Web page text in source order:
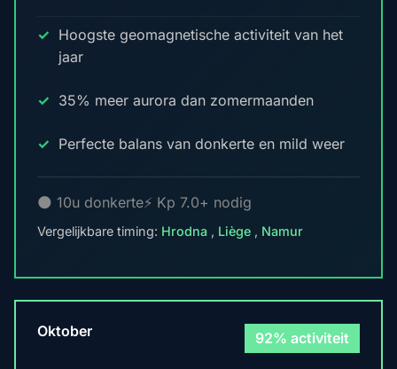
Hoogste geomagnetische activiteit van het
jaar
35% meer aurora dan zomermaanden
Perfecte balans van donkerte en mild weer
🌑 10u donkerte⚡ Kp 7.0+ nodig
Vergelijkbare timing: Hrodna , Liège , Namur
Oktober 92% activiteit